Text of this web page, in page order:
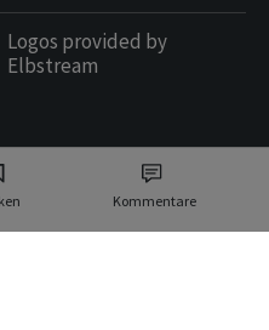
Kommentare
Logos provided by
Elbstream